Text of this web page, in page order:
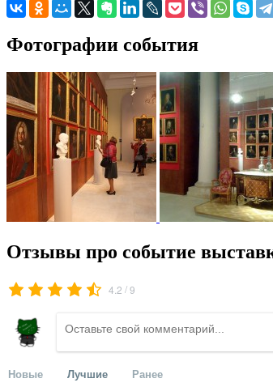
Фотографии события
Отзывы про событие
4.2 /9
Новые Лучшие Ранее